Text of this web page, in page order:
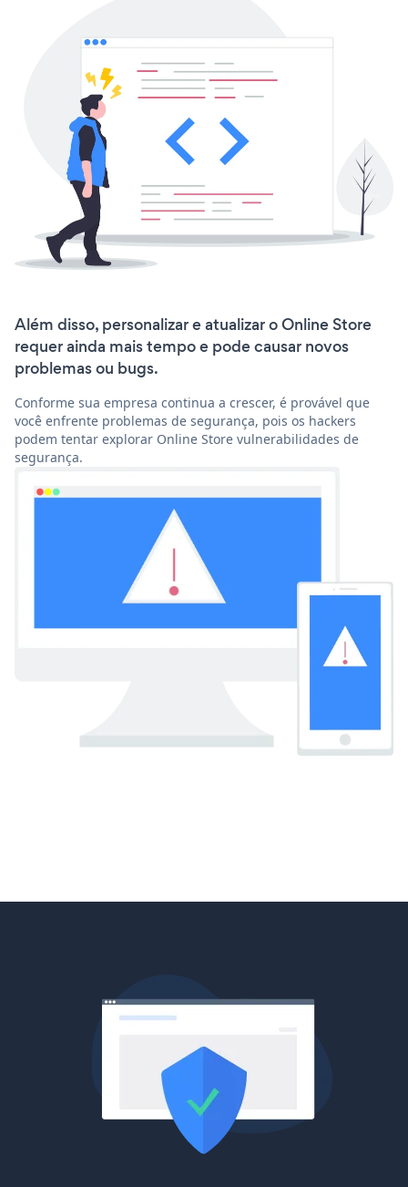
Além disso, personalizar e atualizar o Online Store
requer ainda mais tempo e pode causar novos
problemas ou bugs.
Conforme sua empresa continua a crescer, é provável que
você enfrente problemas de segurança, pois os hackers
podem tentar explorar Online Store vulnerabilidades de
segurança.